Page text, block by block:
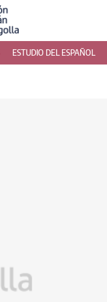
ESTUDIO DEL ESPAÑOL